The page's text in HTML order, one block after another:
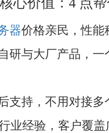
器价格亲民，性能
研与大厂产品，一
支持，不用对接
行业经验，客户覆